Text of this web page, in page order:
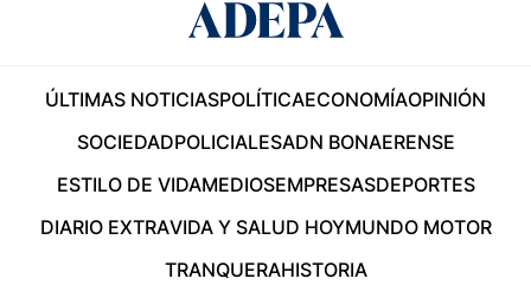
ÚLTIMAS NOTICIASPOLÍTICAECONOMÍAOPINIÓN
SOCIEDADPOLICIALESADN BONAERENSE
ESTILO DE VIDAMEDIOSEMPRESASDEPORTES
DIARIO EXTRAVIDA Y SALUD HOYMUNDO MOTOR
TRANQUERAHISTORIA